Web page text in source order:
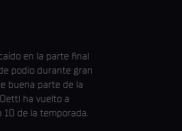
en la parte final
podio durante gran
buena parte de la
ha vuelto a
de la temporada.